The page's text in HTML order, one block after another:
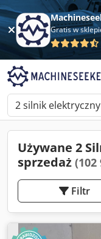
Gratis w
Używane 2
sprzedaż (102
Filtr